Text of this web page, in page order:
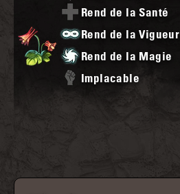
Rend de la Santé
Rend de la Vigueur
Rend de la Magie
Implacable